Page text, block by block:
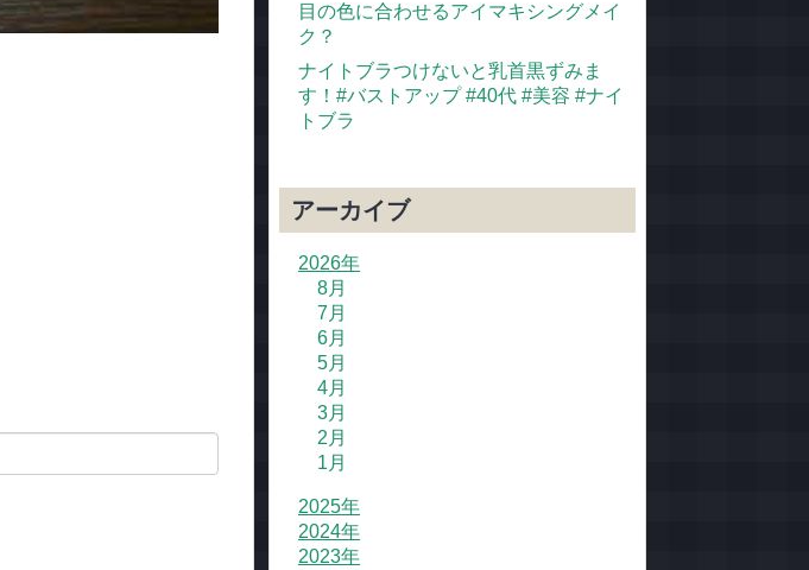
目の色に合わせるアイマキシングメイ
ク？
ナイトブラつけないと乳首黒ずみま
す！#バストアップ #40代 #美容 #ナイ
トブラ
アーカイブ
2026年
8月
7月
6月
5月
4月
3月
2月
1月
2025年
2024年
2023年